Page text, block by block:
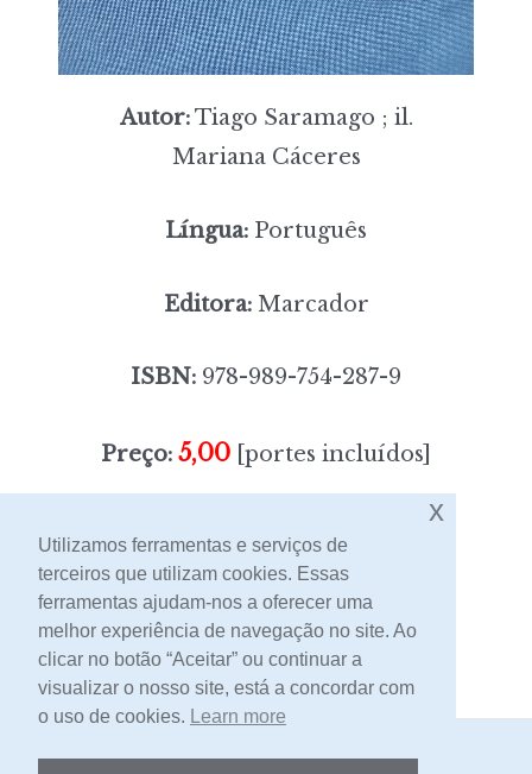
Autor:Tiago Saramago ; il.
Mariana Cáceres
Língua: Português
Editora:Marcador
ISBN: 978-989-754-287-9
Preço: 5,00 [portes incluídos]
Sem stock
Contacto
2026 -Livraria Egrégora
Utilizamos ferramentas e serviços de
terceiros que utilizam cookies. Essas
ferramentas ajudam-nos a oferecer uma
melhor experiência de navegação no site. Ao
clicar no botão “Aceitar” ou continuar a
visualizar o nosso site, está a concordar com
o uso de cookies. Learn more
x